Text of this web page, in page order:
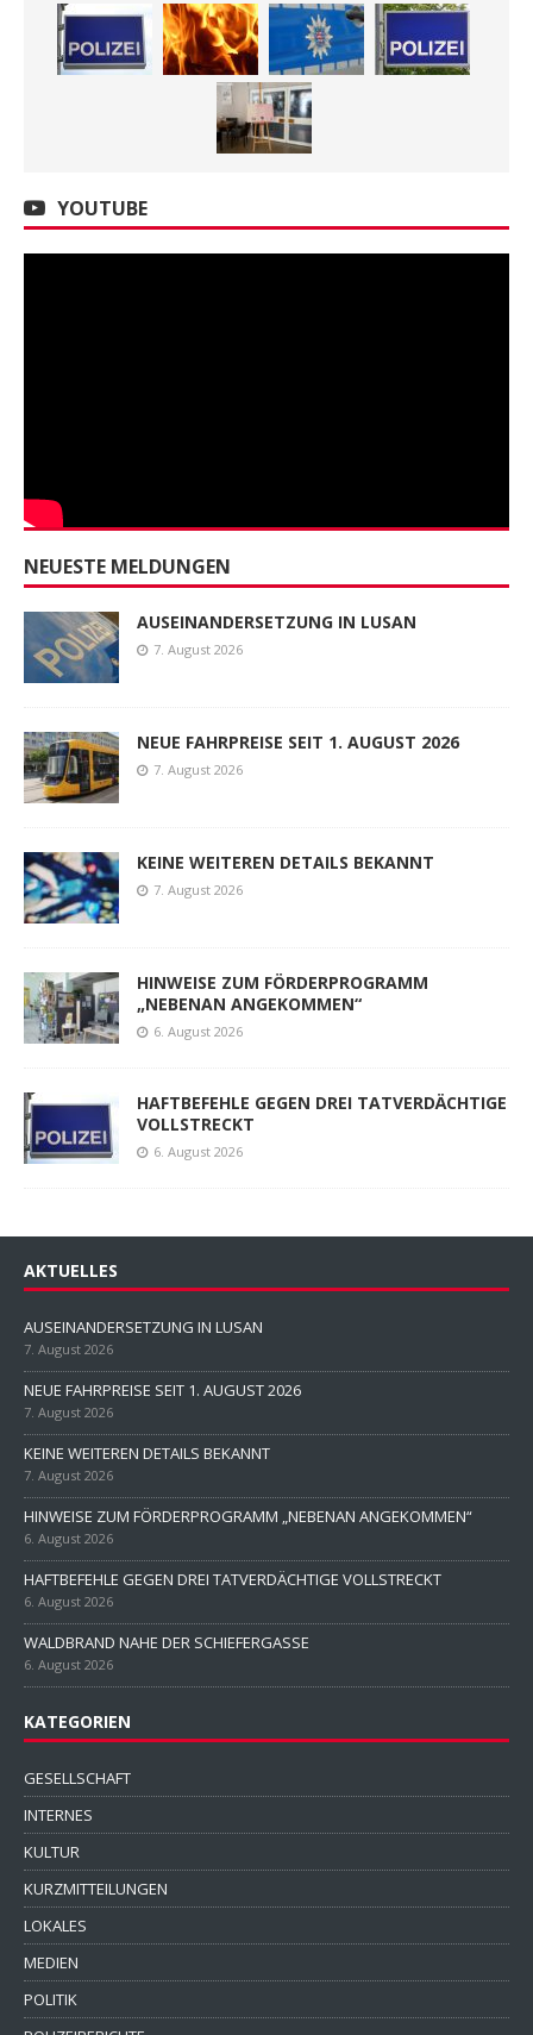
YOUTUBE
NEUESTE MELDUNGEN
AUSEINANDERSETZUNG IN LUSAN
7. August 2026
NEUE FAHRPREISE SEIT 1. AUGUST 2026
7. August 2026
KEINE WEITEREN DETAILS BEKANNT
7. August 2026
HINWEISE ZUM FÖRDERPROGRAMM
„NEBENAN ANGEKOMMEN“
6. August 2026
HAFTBEFEHLE GEGEN DREI TATVERDÄCHTIGE
VOLLSTRECKT
6. August 2026
AKTUELLES
AUSEINANDERSETZUNG IN LUSAN
7. August 2026
NEUE FAHRPREISE SEIT 1. AUGUST 2026
7. August 2026
KEINE WEITEREN DETAILS BEKANNT
7. August 2026
HINWEISE ZUM FÖRDERPROGRAMM „NEBENAN ANGEKOMMEN“
6. August 2026
HAFTBEFEHLE GEGEN DREI TATVERDÄCHTIGE VOLLSTRECKT
6. August 2026
WALDBRAND NAHE DER SCHIEFERGASSE
6. August 2026
KATEGORIEN
GESELLSCHAFT
INTERNES
KULTUR
KURZMITTEILUNGEN
LOKALES
MEDIEN
POLITIK